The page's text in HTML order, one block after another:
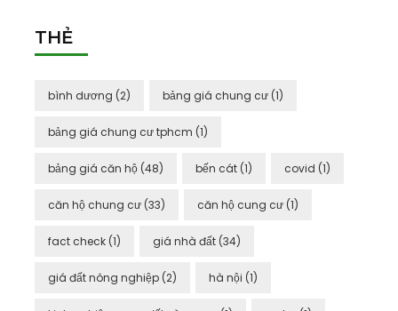
THẺ
bình dương (2) bảng giá chung cư (1)
bảng giá chung cư tphcm (1)
bảng giá căn hộ (48) bến cát (1) covid (1)
căn hộ chung cư (33) căn hộ cung cư (1)
fact check (1) giá nhà đất (34)
giá đất nông nghiệp (2) hà nội (1)